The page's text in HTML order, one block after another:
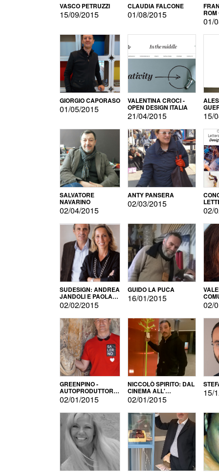
VASCO PETRUZZI
15/09/2015
CLAUDIA FALCONE
01/08/2015
01/
GIORGIO CAPORASO
01/05/2015
VALENTINA CROCI -
OPEN DESIGN ITALIA
21/04/2015 15/
SALVATORE
NAVARINO
02/04/2015
ANTY PANSERA
02/03/2015
02/
SUDESIGN: ANDREA
JANDOLI E PAOLA
PISAPIA
02/02/2015
GUIDO LA PUCA
16/01/2015
02/
GREENPINO -
AUTOPRODUTTORE
PER AMORE
02/01/2015
NICCOLÒ SPIRITO: DAL
CINEMA ALL'
AUTOPRODUZIONE
02/01/2015
15/